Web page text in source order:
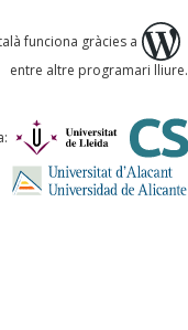
funciona gràcies a
entre altre programari lliure.